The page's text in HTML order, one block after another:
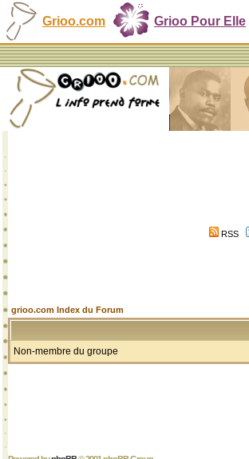
Grioo.com Grioo Pour Elle
RSS
grioo.com Index du Forum
Non-membre du groupe